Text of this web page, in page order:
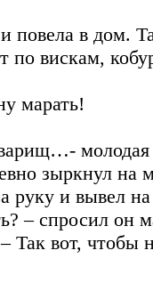
повела в дом.
вискам,
марать!
молодая
зыркнул
руку и вывел
– спросил он
Так вот,